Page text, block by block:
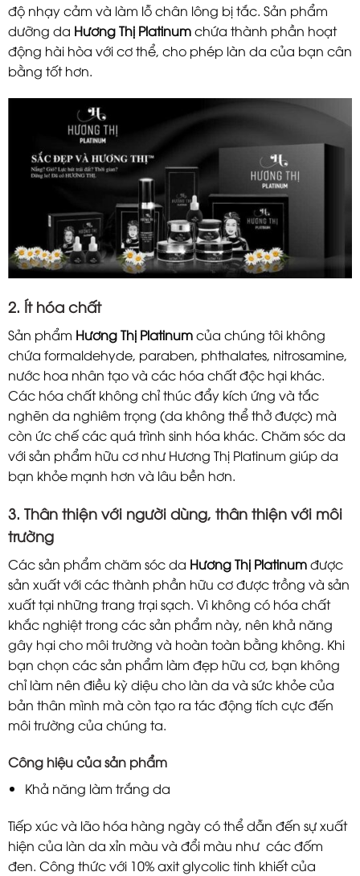
độ nhạy cảm và làm lỗ chân lông bị tắc. Sản phẩm
dưỡng da Hương Thị Platinumchứa thành phần hoạt
động hài hòa với cơ thể, cho phép làn da của bạn cân
bằng tốt hơn.
2. Ít hóa chất
Sản phẩm Hương Thị Platinumcủa chúng tôi không
chứa formaldehyde, paraben, phthalates, nitrosamine,
nước hoa nhân tạo và các hóa chất độc hại khác.
Các hóa chất không chỉ thúc đẩy kích ứng và tắc
nghẽn da nghiêm trọng (da không thể thở được) mà
còn ức chế các quá trình sinh hóa khác. Chăm sóc da
với sản phẩm hữu cơ như Hương Thị Platinum giúp da
bạn khỏe mạnh hơn và lâu bền hơn.
3. Thân thiện với người dùng, thân thiện với môi
trường
Các sản phẩm chăm sóc da Hương Thị Platinumđược
sản xuất với các thành phần hữu cơ được trồng và sản
xuất tại những trang trại sạch. Vì không có hóa chất
khắc nghiệt trong các sản phẩm này, nên khả năng
gây hại cho môi trường và hoàn toàn bằng không. Khi
bạn chọn các sản phẩm làm đẹp hữu cơ, bạn không
chỉ làm nên điều kỳ diệu cho làn da và sức khỏe của
bản thân mình mà còn tạo ra tác động tích cực đến
môi trường của chúng ta.
Công hiệu của sản phẩm
Khả năng làm trắng da
Tiếp xúc và lão hóa hàng ngày có thể dẫn đến sự xuất
hiện của làn da xỉn màu và đổi màu như các đốm
đen. Công thức với 10% axit glycolic tinh khiết của